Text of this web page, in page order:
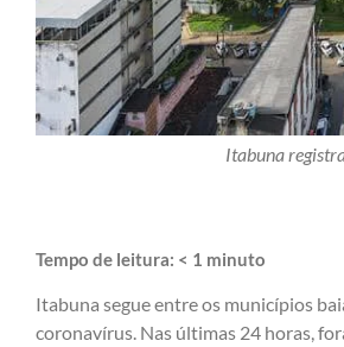
Itabuna
Tempo de leitura: < 1 minuto
Itabuna segue entre os municípios
coronavírus. Nas últimas 24 horas,